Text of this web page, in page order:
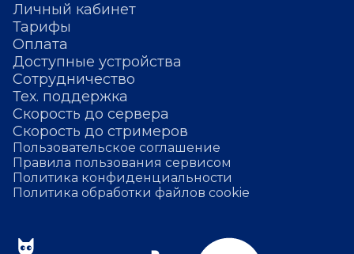
Личный кабинет
Тарифы
Оплата
Доступные устройства
Сотрудничество
Тех. поддержка
Скорость до сервера
Скорость до стримеров
Пользовательское соглашение
Правила пользования сервисом
Политика конфиденциальности
Политика обработки файлов cookie